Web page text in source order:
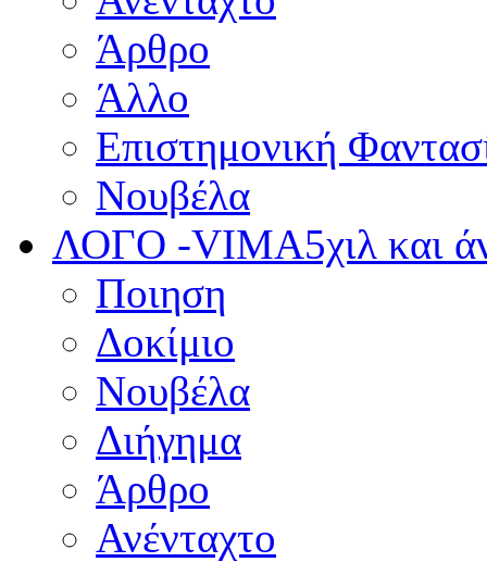
Άρθρο
Άλλο
Επιστημονική
Νουβέλα
ΛΟΓΟ -VIMA5χιλ και
Ποιηση
Δοκίμιο
Νουβέλα
Διήγημα
Άρθρο
Ανένταχτο